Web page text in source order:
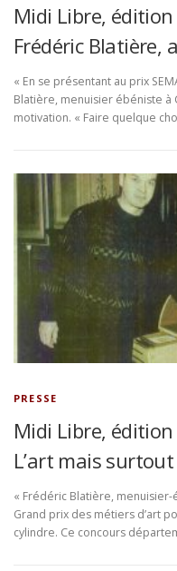
Midi Libre,
Frédéric Blatière,
« En se présentant au prix
Blatière, menuisier ébéniste à
motivation. « Faire quelque
PRESSE
Midi Libre,
L’art mais
« Frédéric Blatière,
Grand prix des métiers d’art
cylindre. Ce concours